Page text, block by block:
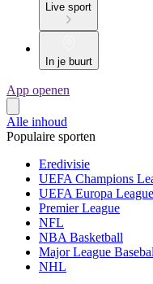
Live sport
In je buurt
App openen
Alle inhoud
Populaire sporten
Eredivisie
UEFA Champions
UEFA Europa League
Premier League
NFL
NBA Basketball
Major League
NHL